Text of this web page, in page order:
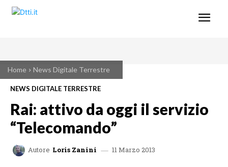
Home News Digitale Terrestre
NEWS DIGITALE TERRESTRE
Rai: attivo da oggi il servizio
“Telecomando”
Autore Loris Zanini 11 Marzo 2013